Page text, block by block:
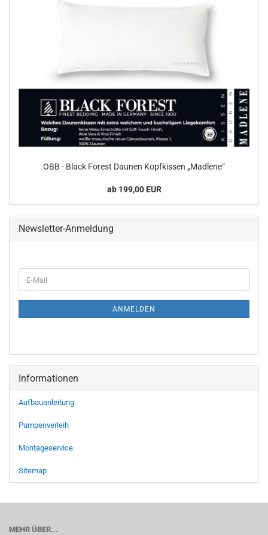
OBB - Black Forest Daunen Kopfkissen „Madlene“
ab 199,00 EUR
Newsletter-Anmeldung
ZUR
E-
Mail
ANMELDEN
Informationen
Aufbauanleitung
Pumpenverleih
Montageservice
Sitemap
MEHR ÜBER...